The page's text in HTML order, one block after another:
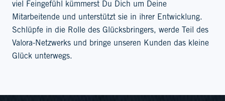
viel Feingefühl kümmerst Du Dich um Deine
Mitarbeitende und unterstützt sie in ihrer Entwicklung.
Schlüpfe in die Rolle des Glücksbringers, werde Teil des
Valora-Netzwerks und bringe unseren Kunden das kleine
Glück unterwegs.